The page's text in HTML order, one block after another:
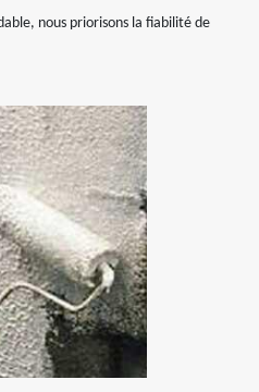
nous priorisons la fiabilité de